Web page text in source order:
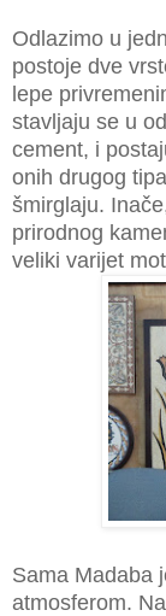
Odlazimo u
postoje dve
lepe
stavljaju se u
cement, i
onih drugog
šmirglaju.
prirodnog
veliki varijet
Sama Madaba
atmosferom.